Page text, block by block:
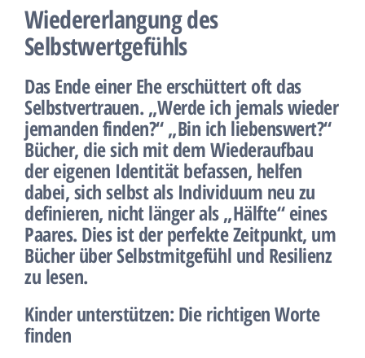
Wiedererlangung des
Selbstwertgefühls
Das Ende einer Ehe erschüttert oft das
Selbstvertrauen. „Werde ich jemals wieder
jemanden finden?“ „Bin ich liebenswert?“
Bücher, die sich mit dem Wiederaufbau
der eigenen Identität befassen, helfen
dabei, sich selbst als Individuum neu zu
definieren, nicht länger als „Hälfte“ eines
Paares. Dies ist der perfekte Zeitpunkt, um
Bücher über Selbstmitgefühl und Resilienz
zu lesen.
Kinder unterstützen: Die richtigen Worte
finden